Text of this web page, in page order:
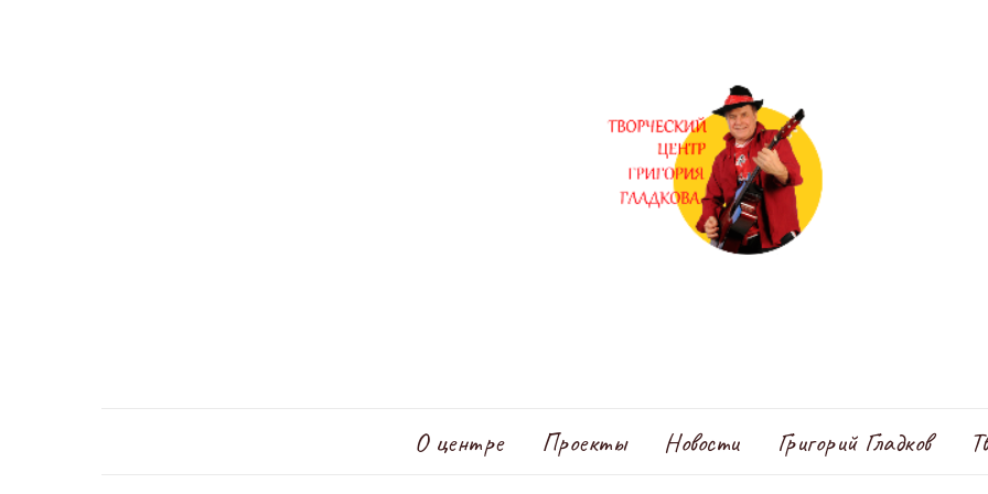
О центре Проекты Новости Григорий Гладков